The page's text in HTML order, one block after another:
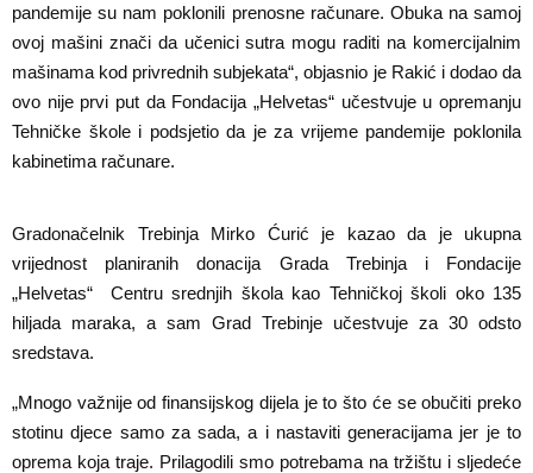
pandemije su nam poklonili prenosne računare. Obuka na samoj
ovoj mašini znači da učenici sutra mogu raditi na komercijalnim
mašinama kod privrednih subjekata“, objasnio je Rakić i dodao da
ovo nije prvi put da Fondacija „Helvetas“ učestvuje u opremanju
Tehničke škole i podsjetio da je za vrijeme pandemije poklonila
kabinetima računare.
Gradonačelnik Trebinja Mirko Ćurić je kazao da je ukupna
vrijednost planiranih donacija Grada Trebinja i Fondacije
„Helvetas“ Centru srednjih škola kao Tehničkoj školi oko 135
hiljada maraka, a sam Grad Trebinje učestvuje za 30 odsto
sredstava.
„Mnogo važnije od finansijskog dijela je to što će se obučiti preko
stotinu djece samo za sada, a i nastaviti generacijama jer je to
oprema koja traje. Prilagodili smo potrebama na tržištu i sljedeće